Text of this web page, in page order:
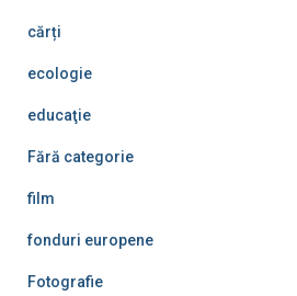
cărți
ecologie
educaţie
Fără categorie
film
fonduri europene
Fotografie